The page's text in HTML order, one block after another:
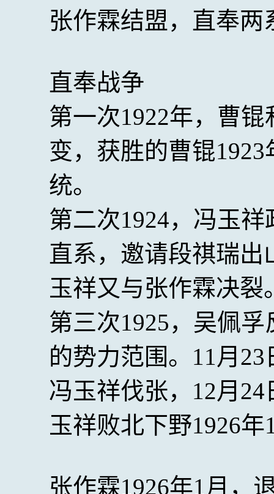
张作霖结盟，直奉
直奉战争
第一次1922年，曹
变，获胜的曹锟
统。
第二次1924，冯玉
直系，邀请段祺瑞
玉祥又与张作霖决裂
第三次1925，吴佩
的势力范围。11月
冯玉祥伐张，12月
玉祥败北下野1926
张作霖1926年1月，